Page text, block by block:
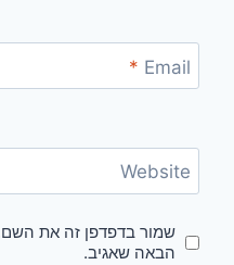
Email
*
Website
שמור בדפדפן זה את
הבאה שאגיב.